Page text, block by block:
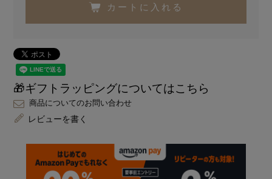
カートに入れる
🎁ギフトラッピングについてはこちら
商品についてのお問い合わせ
レビューを書く